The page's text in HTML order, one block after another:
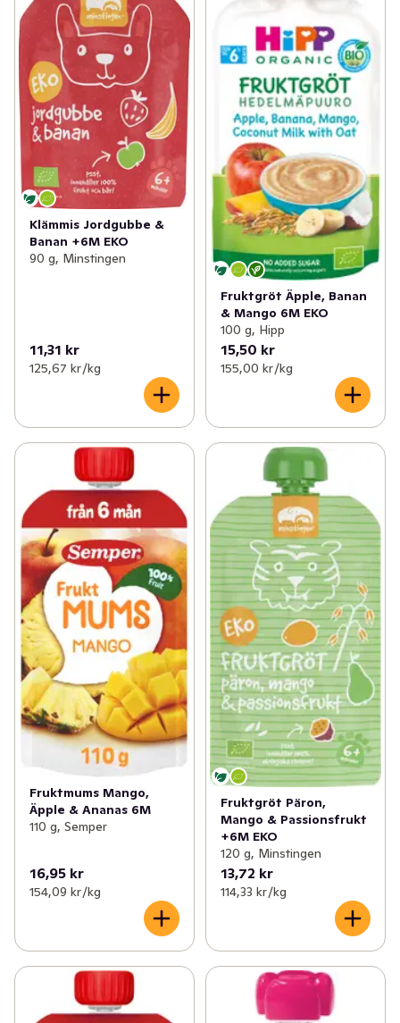
Klämmis Jordgubbe &
Banan +6M EKO
90 g, Minstingen
11,31 kr
125,67 kr /kg
Fruktgröt Äpple, Banan
& Mango 6M EKO
100 g, Hipp
15,50 kr
155,00 kr /kg
Fruktmums Mango,
Äpple & Ananas 6M
110 g, Semper
16,95 kr
154,09 kr /kg
Fruktgröt Päron,
Mango & Passionsfrukt
+6M EKO
120 g, Minstingen
13,72 kr
114,33 kr /kg